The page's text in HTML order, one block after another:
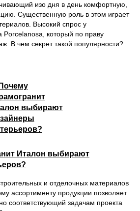
изо дня в день комфортную,
Существенную роль в этом играет
Высокий спрос у
Porcelanosa, который по праву
В чем секрет такой популярности?
Италон выбирают
и отделочных материалов
ассортименту продукции позволяет
соответствующий задачам проекта